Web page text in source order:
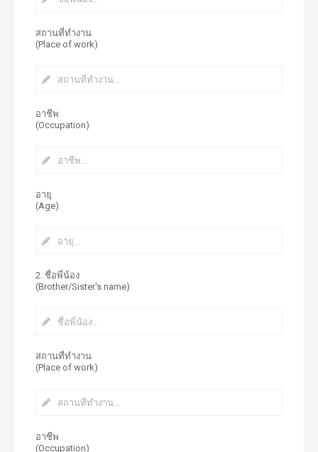
สถานที่ทำงาน
(Place of work)
อาชีพ
(Occupation)
อายุ
(Age)
2. ชื่อพี่น้อง
(Brother/Sister's name)
สถานที่ทำงาน
(Place of work)
อาชีพ
(Occupation)